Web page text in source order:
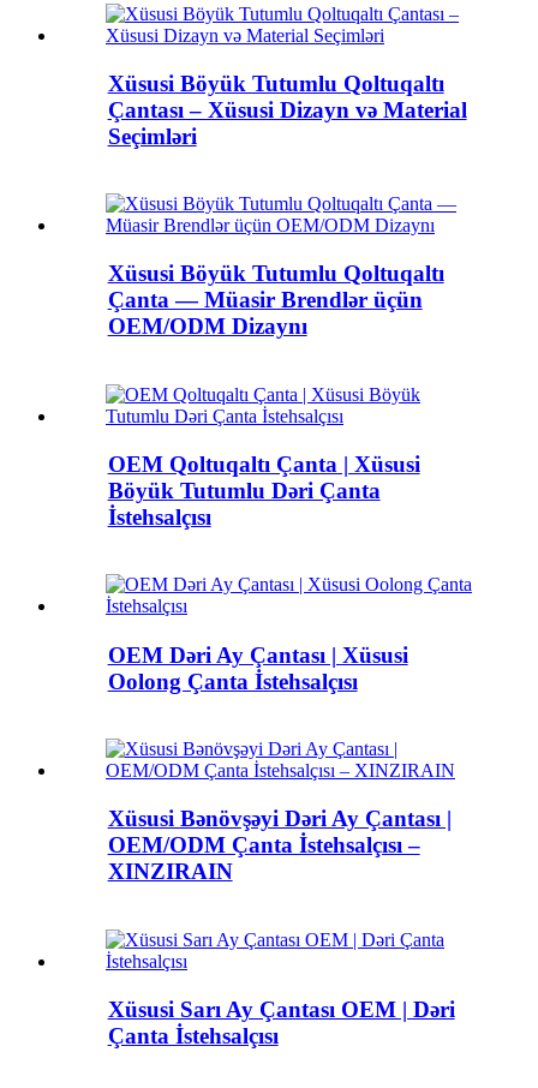
Xüsusi Böyük Tutumlu Qoltuqaltı
Çantası – Xüsusi Dizayn və Material
Seçimləri
Xüsusi Böyük Tutumlu Qoltuqaltı
Çanta — Müasir Brendlər üçün
OEM/ODM Dizaynı
OEM Qoltuqaltı Çanta | Xüsusi
Böyük Tutumlu Dəri Çanta
İstehsalçısı
OEM Dəri Ay Çantası | Xüsusi
Oolong Çanta İstehsalçısı
Xüsusi Bənövşəyi Dəri Ay Çantası |
OEM/ODM Çanta İstehsalçısı –
XINZIRAIN
Xüsusi Sarı Ay Çantası OEM | Dəri
Çanta İstehsalçısı